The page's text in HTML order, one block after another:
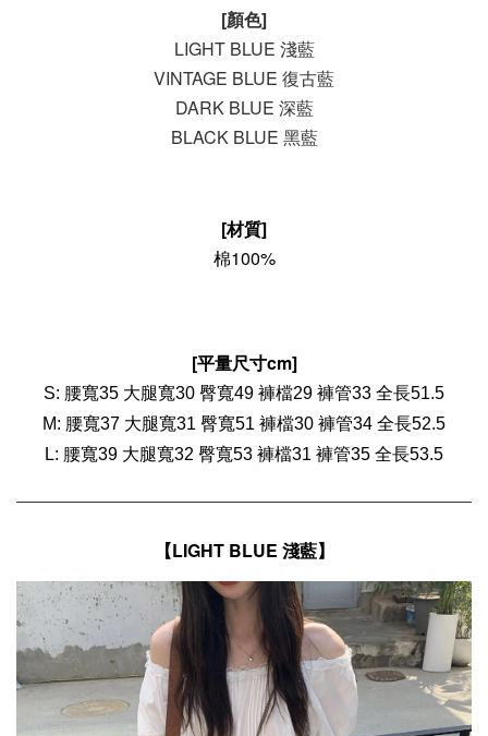
[顏色]
LIGHT BLUE 淺藍
VINTAGE BLUE 復古藍
DARK BLUE 深藍
BLACK BLUE 黑藍
[材質]
棉100%
[平量尺寸cm]
S: 腰寬35 大腿寬30 臀寬49 褲檔29 褲管33 全長51.5
M: 腰寬37 大腿寬31 臀寬51 褲檔30 褲管34 全長52.5
L: 腰寬39 大腿寬32 臀寬53 褲檔31 褲管35 全長53.5
【LIGHT BLUE 淺藍】